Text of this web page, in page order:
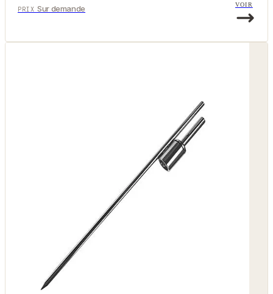
PRIX Sur demande VOIR